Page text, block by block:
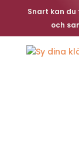
Snart kan
och